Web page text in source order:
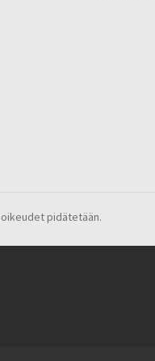
oikeudet pidätetään.